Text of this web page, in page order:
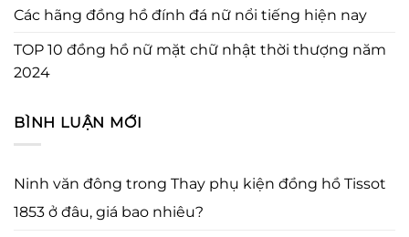
Các hãng đồng hồ đính đá nữ nổi tiếng hiện nay
TOP 10 đồng hồ nữ mặt chữ nhật thời thượng năm
2024
BÌNH LUẬN MỚI
Ninh văn đông trong Thay phụ kiện đồng hồ Tissot
1853 ở đâu, giá bao nhiêu?